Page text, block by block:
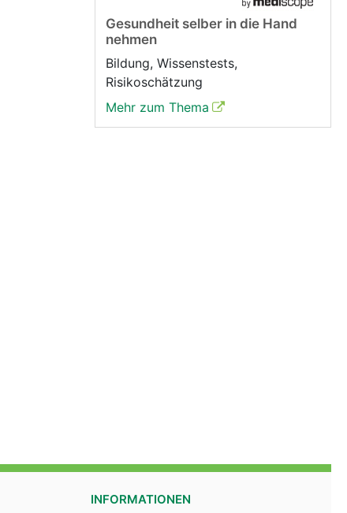
Gesundheit selber in die Hand
nehmen
Bildung, Wissenstests,
Risikoschätzung
Mehr zum Thema
INFORMATIONEN